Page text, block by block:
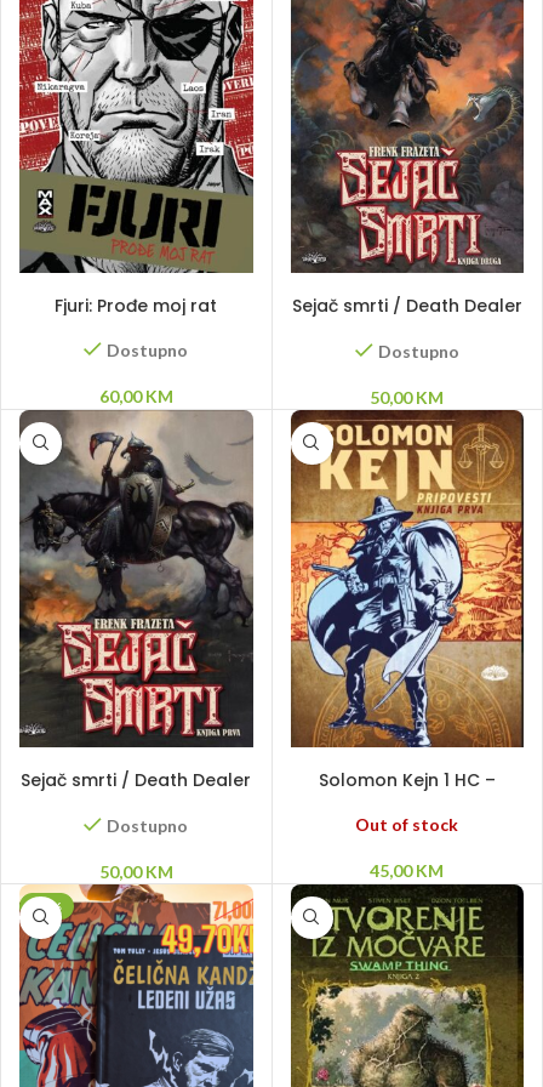
Fjuri: Prođe moj rat
Dostupno
60,00KM
Sejač smrti / Death Dealer
Dostupno
50,00KM
Sejač smrti / Death Dealer
Dostupno
50,00KM
Solomon Kejn 1 HC –
Pripovesti
Out of stock
45,00KM
-30%